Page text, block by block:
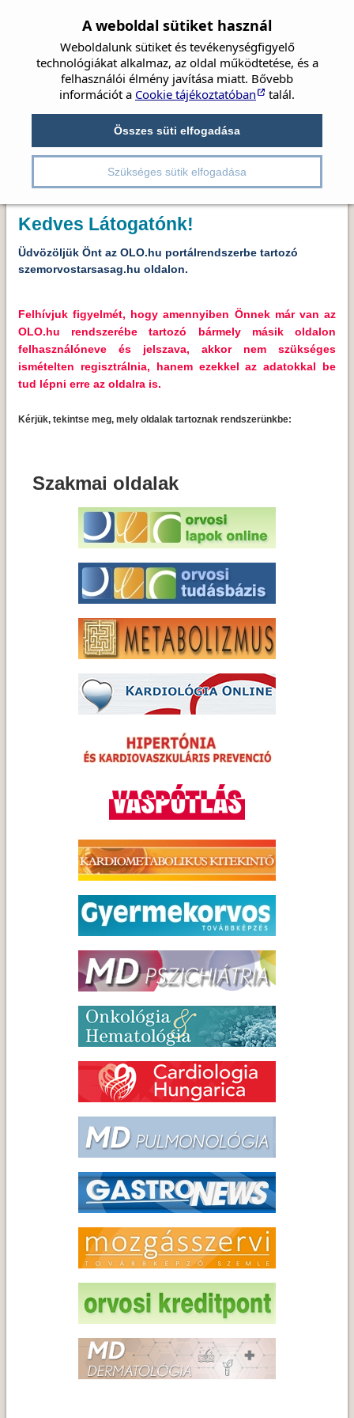
Címlap Hírek Társaság Szemészet
Beszámolók Irányelvek
Kongresszusok Pályázatok
Ez a rovat kizárólag csak a Magyar
Szemorvostársaság tagjai számára elérhető! Kérem
jelentkezzen be, vagy regisztráljon.
Kedves Látogatónk!
Üdvözöljük Önt az OLO.hu portálrendszerbe tartozó
szemorvostarsasag.hu oldalon.
Felhívjuk figyelmét, hogy amennyiben Önnek már van az
OLO.hu rendszerébe tartozó bármely másik oldalon
felhasználóneve és jelszava, akkor nem szükséges
ismételten regisztrálnia, hanem ezekkel az adatokkal be
tud lépni erre az oldalra is.
Kérjük, tekintse meg, mely oldalak tartoznak rendszerünkbe:
Szakmai oldalak
A weboldal sütiket használ
Weboldalunk sütiket és tevékenységfigyelő
technológiákat alkalmaz, az oldal működtetése, és a
felhasználói élmény javítása miatt. Bővebb
információt a Cookie tájékoztatóban talál.
Összes süti elfogadása
Szükséges sütik elfogadása